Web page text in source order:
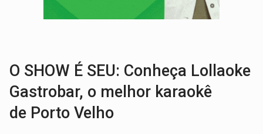
MATERIAL: Brasil tem grandes reservas de urânio, mas produz pouco e
TRIBUNAL DO CRIME:
O SHOW É SEU: Conheça Lollaoke
Gastrobar, o melhor karaokê
de Porto Velho